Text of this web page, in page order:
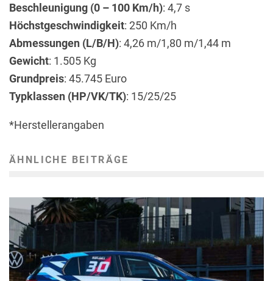
Beschleunigung (0 – 100 Km/h): 4,7 s
Höchstgeschwindigkeit: 250 Km/h
Abmessungen (L/B/H): 4,26 m/1,80 m/1,44 m
Gewicht: 1.505 Kg
Grundpreis: 45.745 Euro
Typklassen (HP/VK/TK): 15/25/25
*Herstellerangaben
ÄHNLICHE BEITRÄGE